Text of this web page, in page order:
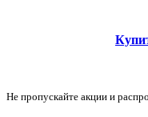
Не пропускайте акции и